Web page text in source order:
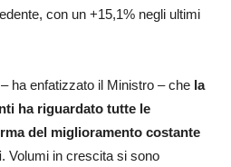
con un +15,1% negli ultimi
ha enfatizzato il Ministro – che la
ha riguardato tutte le
del miglioramento costante
. Volumi in crescita si sono